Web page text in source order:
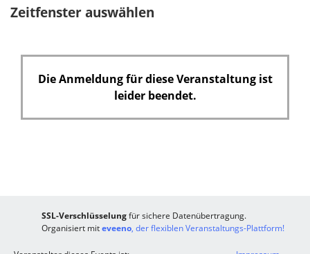
t
d
Zeitfenster auswählen
Die Anmeldung für diese Veranstaltung ist
leider beendet.
SSL-Verschlüsselungfür sichere Datenübertragung.
Organisiert miteveeno, der flexiblen Veranstaltungs-Plattform!